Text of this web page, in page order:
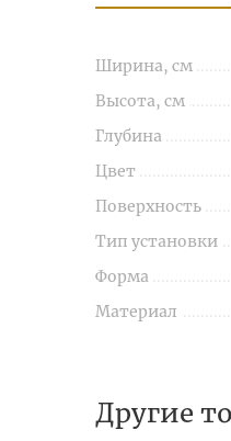
Ширина, см
Высота, см
Глубина
Цвет
Поверхность
Тип установки
Форма
Материал
Другие